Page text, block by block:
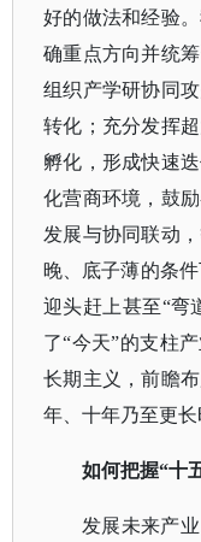
好的做法和经验
确重点方向并统
组织产学研协同
转化；充分发挥
孵化，形成快速
化营商环境，鼓
发展与协同联动
晚、底子薄的条
迎头赶上甚至“弯
了“今天”的支柱
长期主义，前瞻
年、十年乃至更长
如何把握“十
发展未来产